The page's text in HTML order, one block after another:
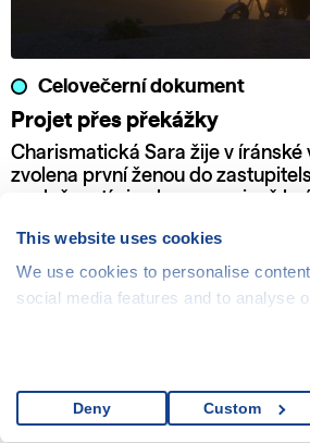
This website uses cookies
We use cookies to personalise
social media features and to analyse
media, advertising and analytics
them or that they’ve collected from
services.
Custom
Deny
Celovečerní dokument
Projet přes překážky
Charismatická Sara žije v íránské
zvolena první ženou do
společností si nekompromisně